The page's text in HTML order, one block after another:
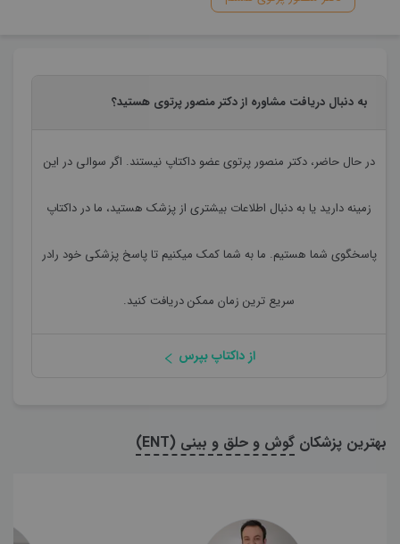
به دنبال دریافت مشاوره از دکتر منصور پرتوی هستید؟
در حال حاضر،دکتر منصور پرتویعضو داکتاپ نیستند. اگر سوالی در این
زمینه دارید یا به دنبال اطلاعات بیشتری از پزشک هستید، ما در داکتاپ
پاسخگوی شما هستیم. ما به شما کمک میکنیم تا پاسخ پزشکی خود رادر
سریع ترین زمان ممکن دریافت کنید.
از داکتاپ بپرس
بهترین پزشکان گوش و حلق و بینی (ENT)